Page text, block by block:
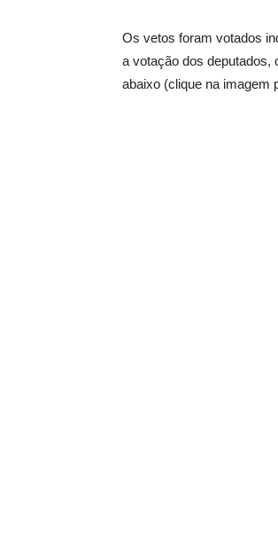
Os vetos foram votados
a votação dos deputados,
abaixo (clique na imagem